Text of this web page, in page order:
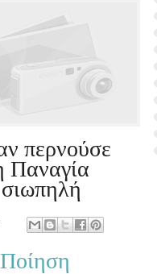
περνούσε
Παναγία
σιωπηλή
Ποίηση